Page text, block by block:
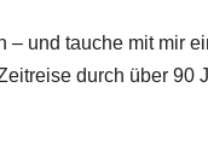
– und tauche mit mir
durch über 90